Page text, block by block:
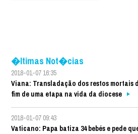
�ltimas Not�cias
2018-01-07 16:35
Viana: Transladação dos restos mortais
fim de uma etapa na vida da diocese
2018-01-07 09:43
Vaticano: Papa batiza 34 bebés e pede